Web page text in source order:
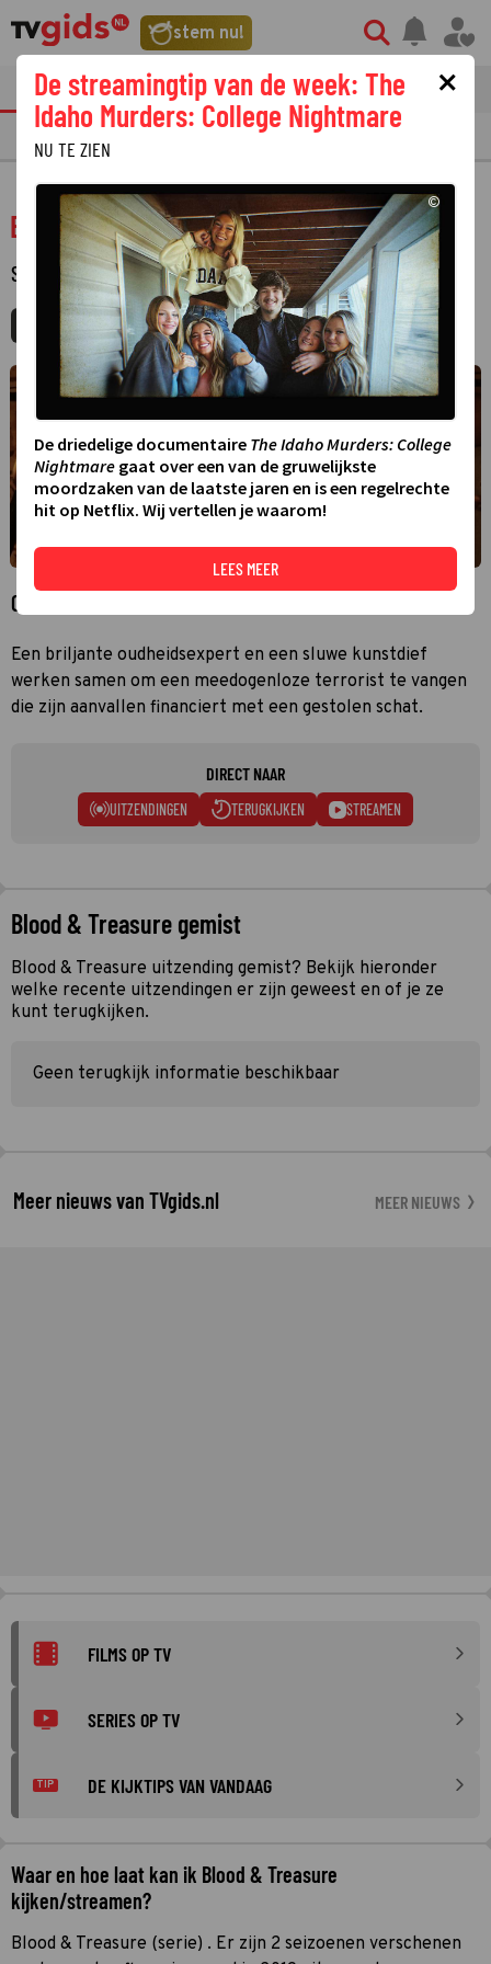
stem nu!
tvgids streaming nieuws
PRIMETIME GEMIST
Blood & Treasure
SERIE · ACTIE · 2 SEIZOENEN
MIJNGIDS AGENDA DELEN
Over Blood & Treasure
Een briljante oudheidsexpert en een sluwe kunstdief
werken samen om een meedogenloze terrorist te vangen
die zijn aanvallen financiert met een gestolen schat.
DIRECT NAAR
UITZENDINGEN TERUGKIJKEN STREAMEN
Blood & Treasure gemist
Blood & Treasure uitzending gemist? Bekijk hieronder
welke recente uitzendingen er zijn geweest en of je ze
kunt terugkijken.
Geen terugkijk informatie beschikbaar
Meer nieuws van TVgids.nl MEER NIEUWS
FILMS OP TV
SERIES OP TV
TIP DE KIJKTIPS VAN VANDAAG
Waar en hoe laat kan ik Blood & Treasure
kijken/streamen?
Blood & Treasure (serie) . Er zijn 2 seizoenen verschenen
×
De streamingtip van de week: The
Idaho Murders: College Nightmare
NU TE ZIEN
©
De driedelige documentaire The Idaho Murders: College
Nightmare gaat over een van de gruwelijkste
moordzaken van de laatste jaren en is een regelrechte
hit op Netflix. Wij vertellen je waarom!
LEES MEER